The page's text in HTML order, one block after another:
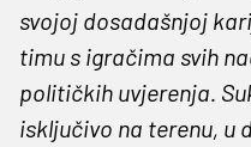
svojoj dosadašnjoj
timu s igračima svih
političkih uvjerenja.
isključivo na terenu, u